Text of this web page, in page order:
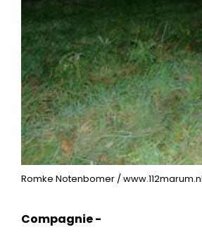
Romke Notenbomer / www.112marum.nl
Compagnie -